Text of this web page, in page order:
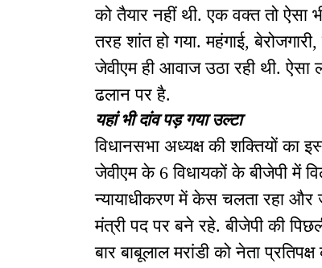
को तैयार नहीं थी. एक वक्त तो
तरह शांत हो गया. महंगाई,
जेवीएम ही आवाज उठा रही थी.
ढलान पर है.
यहां भी दांव पड़ गया उल्टा
विधानसभा अध्यक्ष की शक्तियों का
जेवीएम के 6 विधायकों के बीजेपी में
न्यायाधीकरण में केस चलता रहा और
मंत्री पद पर बने रहे. बीजेपी की
बार बाबूलाल मरांडी को नेता